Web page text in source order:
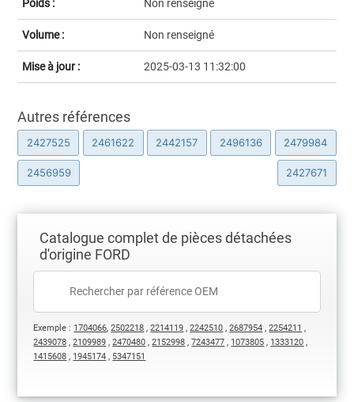
Poids : Non renseigné
Volume : Non renseigné
Mise à jour : 2025-03-13 11:32:00
Autres références
2427525 2461622 2442157 2496136 2479984
2456959 2427671
Catalogue complet de pièces détachées
d'origine FORD
Exemple : 1704066,2502218 ,2214119 ,2242510 ,2687954 ,2254211 ,
2439078 ,2109989 ,2470480 ,2152998 ,7243477 , 1073805 , 1333120 ,
1415608 , 1945174 , 5347151